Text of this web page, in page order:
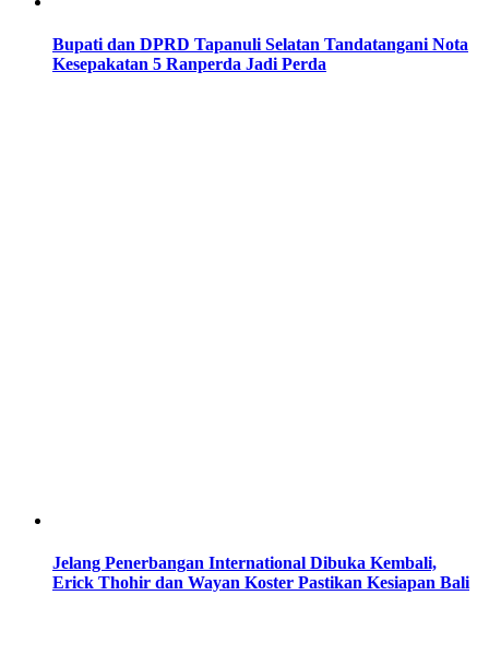
Bupati dan DPRD Tapanuli Selatan Tandatangani Nota
Kesepakatan 5 Ranperda Jadi Perda
Jelang Penerbangan International Dibuka Kembali,
Erick Thohir dan Wayan Koster Pastikan Kesiapan Bali